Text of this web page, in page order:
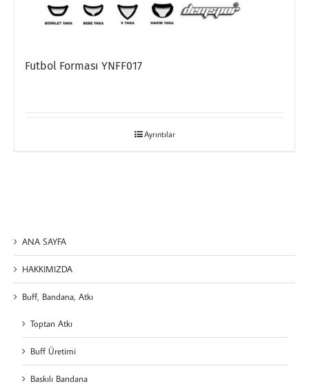
Futbol Forması YNFF017
Ayrıntılar
ANA SAYFA
HAKKIMIZDA
Buff, Bandana, Atkı
Toptan Atkı
Buff Üretimi
Baskılı Bandana